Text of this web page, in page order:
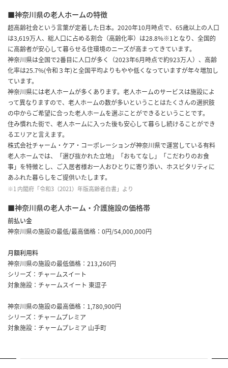
■神奈川県の老人ホームの特徴
超高齢社会という言葉が定着した日本。2020年10月時点で、65歳以上の人口
は3,619万人、総人口に占める割合（高齢化率）は28.8%※1となり、全国的
に高齢者が安心して暮らせる住環境のニーズが高まってきています。
神奈川県は全国で2番目に人口が多く（2023年6月時点で約923万人）、高齢
化率は25.7%(令和３年)と全国平均よりもやや低くなっていますが年々増加し
ています。
神奈川県には老人ホームが多くあります。老人ホームのサービスは施設によ
って異なりますので、老人ホームの数が多いということはたくさんの選択肢
の中からご希望に合った老人ホームを選ぶことができるということです。
住み慣れた街で、老人ホームに入った後も安心して暮らし続けることができ
るエリアと言えます。
株式会社チャーム・ケア・コーポレーションが神奈川県で運営している有料
老人ホームでは、「選び抜かれた立地」「おもてなし」「こだわりのお食
事」を特徴とし、ご入居者様お一人おひとりに寄り添い、ホスピタリティに
あふれた暮らしをご提供いたします。
※1 内閣府「令和3（2021）年版高齢者白書」より
■神奈川県の老人ホーム・介護施設の価格帯
前払い金
神奈川県の施設の最低/最高価格：0円/54,000,000円
月額利用料
神奈川県の施設の最低価格：213,260円
シリーズ：チャームスイート
対象施設： チャームスイート 東逗子
神奈川県の施設の最高価格：1,780,900円
シリーズ：チャームプレミア
対象施設： チャームプレミア 山手町